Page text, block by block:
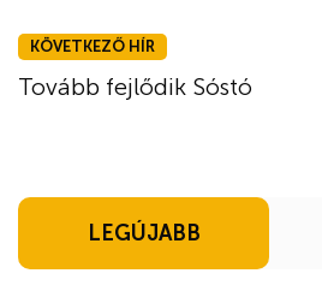
KÖVETKEZŐ HÍR
Tovább fejlődik Sóstó
LEGÚJABB